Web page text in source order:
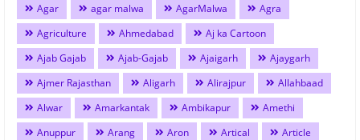
Agar
agar malwa AgarMalwa
Agra
Agriculture
Ahmedabad
Aj ka Cartoon
Ajab Gajab
Ajab-Gajab Ajaigarh
Ajaygarh
Ajmer Rajasthan
Aligarh Alirajpur
Allahbaad
Alwar
Amarkantak Ambikapur
Amethi
Anuppur
Arang Aron Artical
Article